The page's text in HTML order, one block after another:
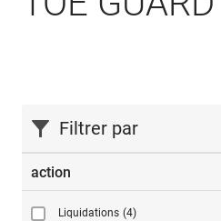
Filtrer par
action
Liquidations (4)